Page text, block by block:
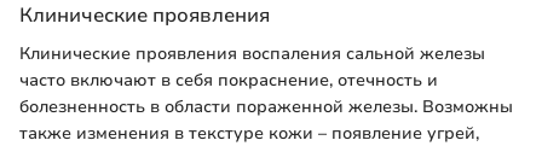
Клинические проявления
Клинические проявления воспаления сальной железы
часто включают в себя покраснение, отечность и
болезненность в области пораженной железы. Возможны
также изменения в текстуре кожи – появление угрей,